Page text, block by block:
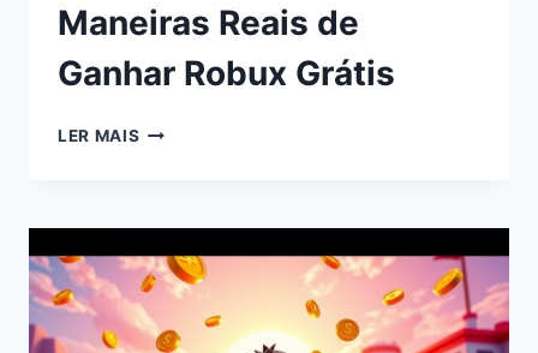
Maneiras Reais de
Ganhar Robux Grátis
LER MAIS